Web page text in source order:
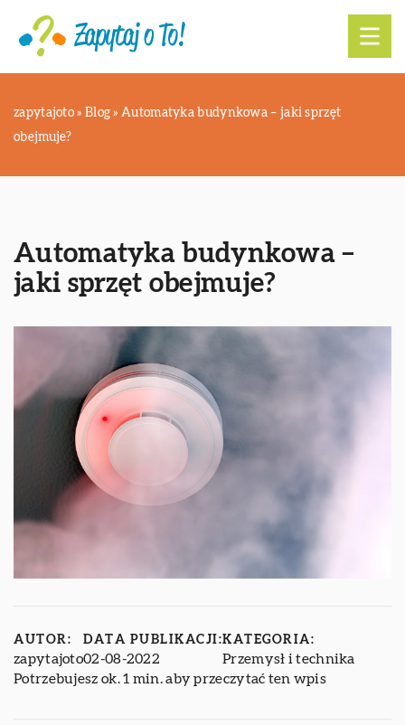
zapytajoto » Blog »Automatyka budynkowa – jaki sprzęt
obejmuje?
Automatyka budynkowa –
jaki sprzęt obejmuje?
AUTOR:
zapytajoto
DATA PUBLIKACJI:
02-08-2022
KATEGORIA:
Przemysł i technika
Potrzebujesz ok. 1 min. aby przeczytać ten wpis